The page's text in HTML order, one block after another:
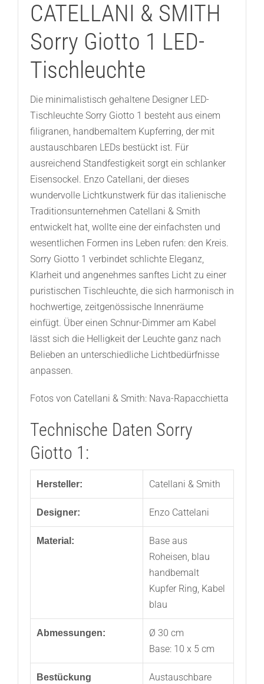
CATELLANI & SMITH
Sorry Giotto 1 LED-
Tischleuchte
Die minimalistisch gehaltene Designer LED-
Tischleuchte Sorry Giotto 1 besteht aus einem
filigranen, handbemaltem Kupferring, der mit
austauschbaren LEDs bestückt ist. Für
ausreichend Standfestigkeit sorgt ein schlanker
Eisensockel. Enzo Catellani, der dieses
wundervolle Lichtkunstwerk für das italienische
Traditionsunternehmen Catellani & Smith
entwickelt hat, wollte eine der einfachsten und
wesentlichen Formen ins Leben rufen: den Kreis.
Sorry Giotto 1 verbindet schlichte Eleganz,
Klarheit und angenehmes sanftes Licht zu einer
puristischen Tischleuchte, die sich harmonisch in
hochwertige, zeitgenössische Innenräume
einfügt. Über einen Schnur-Dimmer am Kabel
lässt sich die Helligkeit der Leuchte ganz nach
Belieben an unterschiedliche Lichtbedürfnisse
anpassen.
Fotos von Catellani & Smith: Nava-Rapacchietta
Technische Daten Sorry
Giotto 1:
Hersteller: Catellani & Smith
Designer: Enzo Cattelani
Material:
Base aus
Roheisen, blau
handbemalt
Kupfer Ring, Kabel
blau
Abmessungen:
Ø 30 cm
Base: 10 x 5 cm
Bestückung
Austauschbare